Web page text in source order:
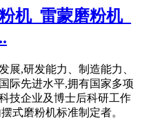
机_雷蒙磨粉机_
展,研发能力、制造能力、
际先进水平,拥有国家多项
技企业及博士后科研工作
式磨粉机标准制定者。